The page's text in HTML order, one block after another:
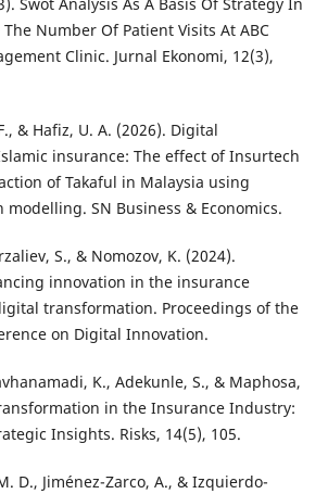
Number Of Patient Visits At ABC
Clinic. Jurnal Ekonomi, 12(3),
& Hafiz, U. A. (2026). Digital
insurance: The effect of Insurtech
of Takaful in Malaysia using
SN Business & Economics.
S., & Nomozov, K. (2024).
innovation in the insurance
transformation. Proceedings of the
on Digital Innovation.
K., Adekunle, S., & Maphosa,
in the Insurance Industry:
Insights. Risks, 14(5), 105.
D., Jiménez-Zarco, A., & Izquierdo-